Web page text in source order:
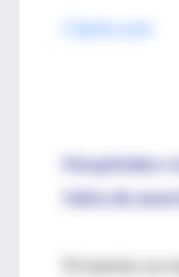
Clarin.com
Hospitales
falta de
El martes se